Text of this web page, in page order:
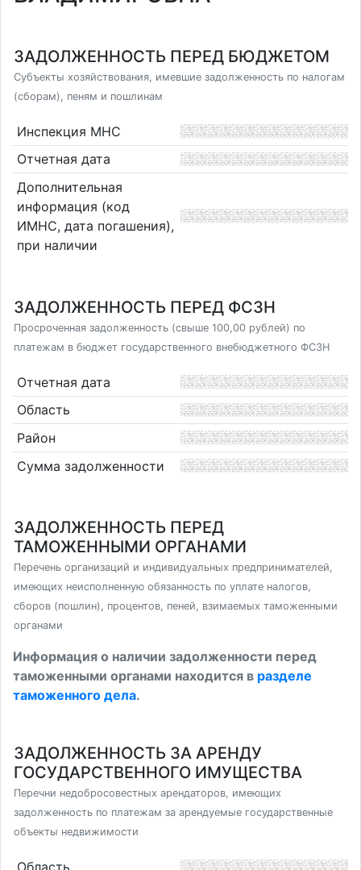
ЗАДОЛЖЕННОСТЬ ПЕРЕД БЮДЖЕТОМ
Субъекты хозяйствования, имевшие задолженность по налогам
(сборам), пеням и пошлинам
Инспекция МНС
Отчетная дата
Дополнительная
информация (код
ИМНС, дата погашения),
при наличии
ЗАДОЛЖЕННОСТЬ ПЕРЕД ФСЗН
Просроченная задолженность (свыше 100,00 рублей) по
платежам в бюджет государственного внебюджетного ФСЗН
Отчетная дата
Область
Район
Сумма задолженности
ЗАДОЛЖЕННОСТЬ ПЕРЕД
ТАМОЖЕННЫМИ ОРГАНАМИ
Перечень организаций и индивидуальных предпринимателей,
имеющих неисполненную обязанность по уплате налогов,
сборов (пошлин), процентов, пеней, взимаемых таможенными
органами
Информация о наличии задолженности перед
таможенными органами находится в разделе
таможенного дела.
ЗАДОЛЖЕННОСТЬ ЗА АРЕНДУ
ГОСУДАРСТВЕННОГО ИМУЩЕСТВА
Перечни недобросовестных арендаторов, имеющих
задолженность по платежам за арендуемые государственные
объекты недвижимости
Область